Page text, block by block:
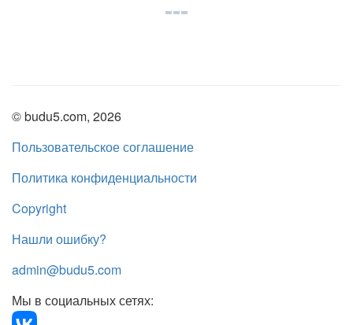
© budu5.com, 2026
Пользовательское соглашение
Политика конфиденциальности
Copyright
Нашли ошибку?
admin@budu5.com
Мы в социальных сетях: